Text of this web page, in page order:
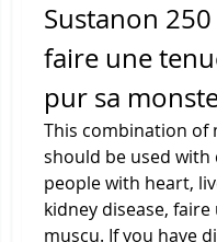
Sustanon
faire une
pur sa
This combination of
should be used with
people with heart,
kidney disease, faire
muscu. If you have